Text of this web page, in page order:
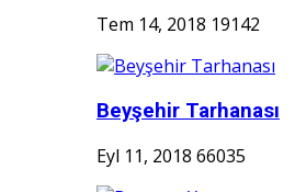
Tem 14, 2018 19142
Beyşehir Tarhanası
Eyl 11, 2018 66035